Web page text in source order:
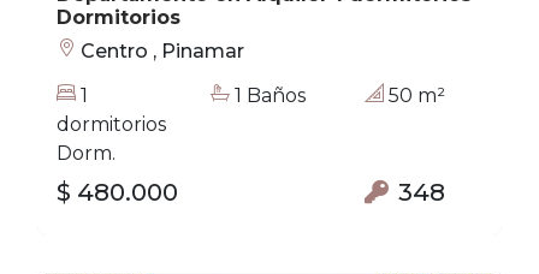
Dormitorios
Centro , Pinamar
1
dormitorios
Dorm.
1 Baños 50 m²
$ 480.000 348